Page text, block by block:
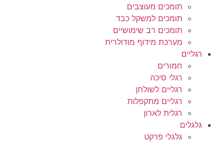
תומכים מעוצבים
תומכים למשקל כבד
תומכים רב שימושיים
מערכת מידוף מודולרית
רגליים
חמורים
רגלי סיכה
רגליים לשולחן
רגליים מתקפלות
רגלית לארון
גלגלים
גלגלי פרקט